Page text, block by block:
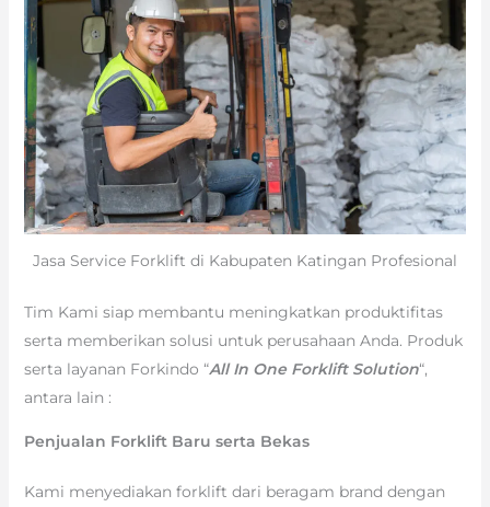
Jasa Service Forklift di Kabupaten Katingan Profesional
Tim Kami siap membantu meningkatkan produktifitas
serta memberikan solusi untuk perusahaan Anda. Produk
serta layanan Forkindo “All In One Forklift Solution“,
antara lain :
Penjualan Forklift Baru serta Bekas
Kami menyediakan forklift dari beragam brand dengan